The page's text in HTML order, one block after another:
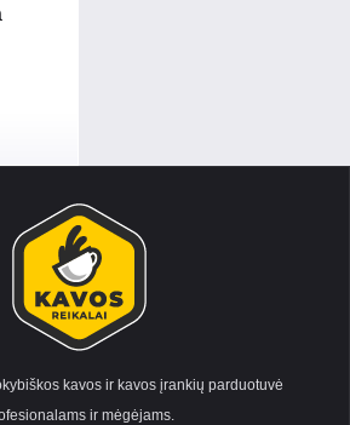
kavos ir kavos įrankių parduotuvė
ir mėgėjams.